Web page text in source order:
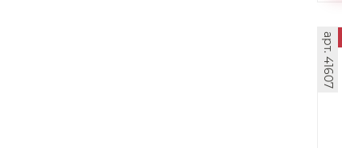
арт. 41607